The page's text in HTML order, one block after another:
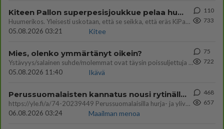
Kiteen Pallon superpesisjoukkue pelaa huumeiden vaikutuksen alaisena
Huumerikos. Yleisesti uskotaan, että se seikka, että eräs KiPan pelaaja kärähtää huumeista, on vain jäävuoren huippu. M
05.08.2026 03:21
Kitee
110
733
Mies, olenko ymmärtänyt oikein?
Ystävyys/salainen suhde/molemmat ovat täysin poissuljettuja asioita? Nainen
05.08.2026 11:40
Ikävä
75
722
Perussuomalaisten kannatus nousi rytinällä Ylen tänään julkaisemassa tuoreimmassa gallup-kyselyssä.
https://yle.fi/a/74-20239449 Perussuomalaisilla hurja- ja ylivoimaisesti suurin nousu tässä uudessa Ylen gallupissa. Kyl
06.08.2026 03:24
Maailman menoa
468
657